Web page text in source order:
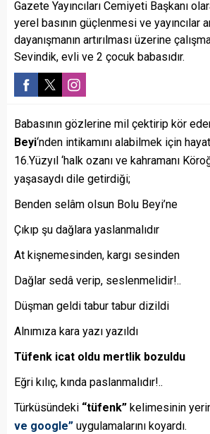
Gazete Yayıncıları Cemiyeti Başkanı
yerel basının güçlenmesi ve yayıncılar
dayanışmanın artırılması üzerine
Sevindik, evli ve 2 çocuk babasıdır.
Babasının gözlerine mil çektirip kör
Beyi‘nden intikamını alabilmek için
16.Yüzyıl ‘halk ozanı ve kahramanı
yaşasaydı dile getirdiği;
Benden selâm olsun Bolu Beyi’ne
Çıkıp şu dağlara yaslanmalıdır
At kişnemesinden, kargı sesinden
Dağlar sedâ verip, seslenmelidir!..
Düşman geldi tabur tabur dizildi
Alnımıza kara yazı yazıldı
Tüfenk icat oldu mertlik bozuldu
Eğri kılıç, kında paslanmalıdır!..
Türküsündeki “tüfenk” kelimesinin
ve google” uygulamalarını koyardı.